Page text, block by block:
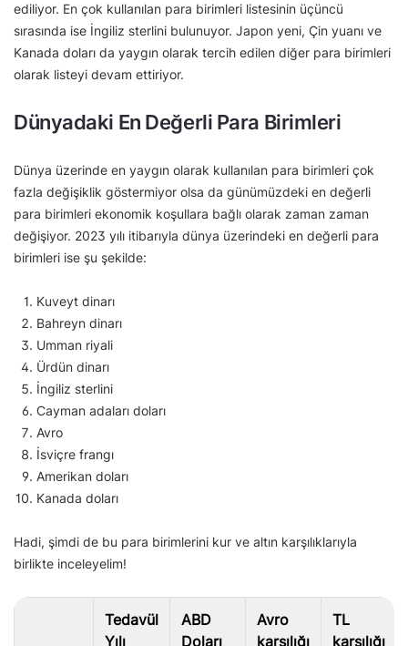
ediliyor. En çok kullanılan para birimleri listesinin üçüncü
sırasında ise İngiliz sterlini bulunuyor. Japon yeni, Çin yuanı ve
Kanada doları da yaygın olarak tercih edilen diğer para birimleri
olarak listeyi devam ettiriyor.
Dünyadaki En Değerli Para Birimleri
Dünya üzerinde en yaygın olarak kullanılan para birimleri çok
fazla değişiklik göstermiyor olsa da günümüzdeki en değerli
para birimleri ekonomik koşullara bağlı olarak zaman zaman
değişiyor. 2023 yılı itibarıyla dünya üzerindeki en değerli para
birimleri ise şu şekilde:
Kuveyt dinarı
Bahreyn dinarı
Umman riyali
Ürdün dinarı
İngiliz sterlini
Cayman adaları doları
Avro
İsviçre frangı
Amerikan doları
Kanada doları
Hadi, şimdi de bu para birimlerini kur ve altın karşılıklarıyla
birlikte inceleyelim!
Tedavül
Yılı
ABD
Doları
Avro
karşılığı
TL
karşılığı